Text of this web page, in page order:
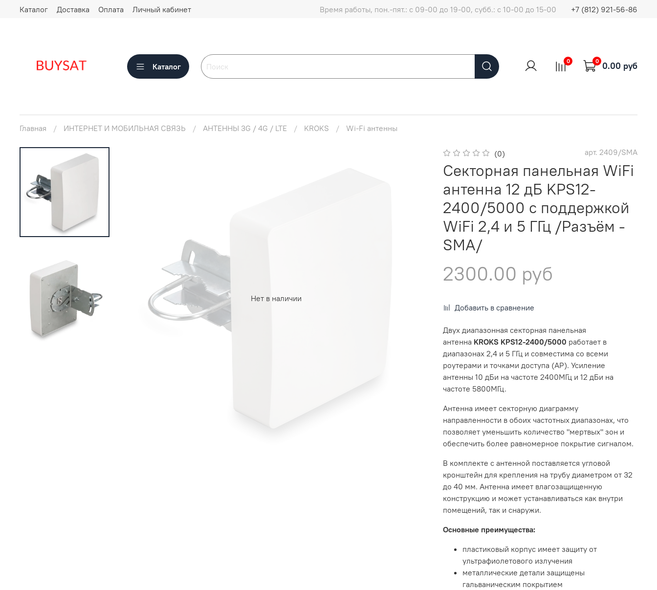
Каталог Доставка Оплата Личный кабинет Время работы, пон.-пят.: с 09-00 до 19-00, субб.: с 10-00 до 15-00 +7 (812) 921-56-86
Каталог
0 0 0.00 руб
Главная ИНТЕРНЕТ И МОБИЛЬНАЯ СВЯЗЬ АНТЕННЫ 3G / 4G / LTE KROKS Wi-Fi антенны
Нет в наличии
(0) арт. 2409/SMA
Секторная панельная WiFi
антенна 12 дБ KPS12-
2400/5000 с поддержкой
WiFi 2,4 и 5 ГГц /Разъём -
SMA/
2300.00 руб
Добавить в сравнение
Двух диапазонная секторная панельная
антенна KROKS KPS12-2400/5000 работает в
диапазонах 2,4 и 5 ГГц и совместима со всеми
роутерами и точками доступа (AP). Усиление
антенны 10 дБи на частоте 2400МГц и 12 дБи на
частоте 5800МГц.
Антенна имеет секторную диаграмму
направленности в обоих частотных диапазонах, что
позволяет уменьшить количество "мертвых" зон и
обеспечить более равномерное покрытие сигналом.
В комплекте с антенной поставляется угловой
кронштейн для крепления на трубу диаметром от 32
до 40 мм. Антенна имеет влагозащищенную
конструкцию и может устанавливаться как внутри
помещений, так и снаружи.
Основные преимущества:
пластиковый корпус имеет защиту от
ультрафиолетового излучения
металлические детали защищены
гальваническим покрытием